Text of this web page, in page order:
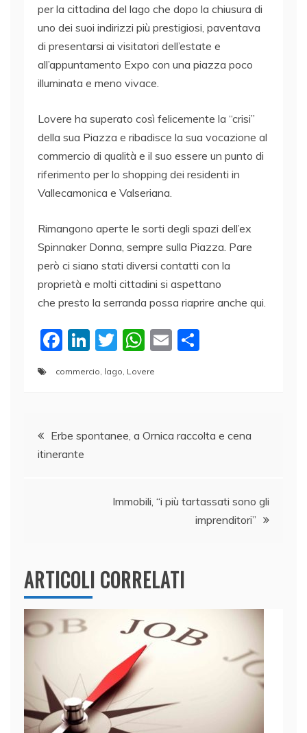
per la cittadina del lago che dopo la chiusura di
uno dei suoi indirizzi più prestigiosi, paventava
di presentarsi ai visitatori dell’estate e
all’appuntamento Expo con una piazza poco
illuminata e meno vivace.
Lovere ha superato così felicemente la “crisi”
della sua Piazza e ribadisce la sua vocazione al
commercio di qualità e il suo essere un punto di
riferimento per lo shopping dei residenti in
Vallecamonica e Valseriana.
Rimangono aperte le sorti degli spazi dell’ex
Spinnaker Donna, sempre sulla Piazza. Pare
però ci siano stati diversi contatti con la
proprietà e molti cittadini si aspettano
che presto la serranda possa riaprire anche qui.
F
c
b
o
Li
n
k
dI
T
w
itt
W
at
A
E
vi
commercio lago Lovere
Navigazione
articoli
Erbe spontanee, a Ornica raccolta e cena
itinerante
Immobili, “i più tartassati sono gli
imprenditori”
ARTICOLI CORRELATI